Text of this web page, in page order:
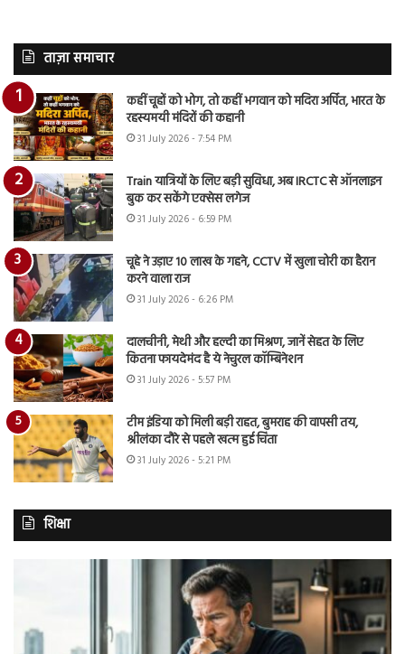
ताज़ा समाचार
कहीं चूहों को भोग, तो कहीं भगवान को मदिरा अर्पित, भारत के
रहस्यमयी मंदिरों की कहानी
31 July 2026 - 7:54 PM
Train यात्रियों के लिए बड़ी सुविधा, अब IRCTC से ऑनलाइन
बुक कर सकेंगे एक्सेस लगेज
31 July 2026 - 6:59 PM
चूहे ने उड़ाए 10 लाख के गहने, CCTV में खुला चोरी का हैरान
करने वाला राज
31 July 2026 - 6:26 PM
दालचीनी, मेथी और हल्दी का मिश्रण, जानें सेहत के लिए
कितना फायदेमंद है ये नेचुरल कॉम्बिनेशन
31 July 2026 - 5:57 PM
टीम इंडिया को मिली बड़ी राहत, बुमराह की वापसी तय,
श्रीलंका दौरे से पहले खत्म हुई चिंता
31 July 2026 - 5:21 PM
शिक्षा